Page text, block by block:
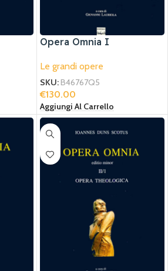
Opera Omnia I
Le grandi opere
SKU: B46767Q5
€130.00
Aggiungi Al Carrello